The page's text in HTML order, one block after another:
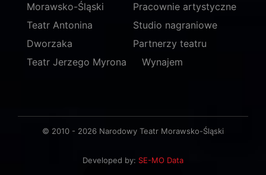
Morawsko-Śląski
Teatr Antonina
Dworzaka
Teatr Jerzego Myrona
Pracownie artystyczne
Studio nagraniowe
Partnerzy teatru
Wynajem
© 2010 - 2026 Narodowy Teatr Morawsko-Śląski
Developed by: SE-MO Data